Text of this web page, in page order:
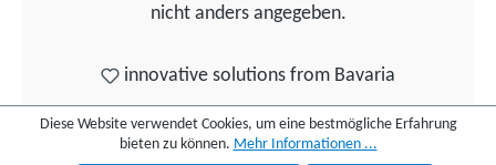
nicht anders angegeben.
innovative solutions from Bavaria
Diese Website verwendet Cookies, um eine bestmögliche Erfahrung
bieten zu können. Mehr Informationen ...